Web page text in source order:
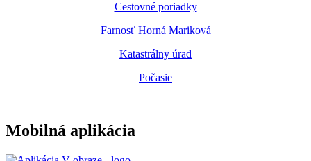
Cestovné poriadky
Farnosť Horná Mariková
Katastrálny úrad
Počasie
Mobilná aplikácia